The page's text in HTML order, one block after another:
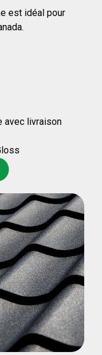
est idéal pour
avec livraison